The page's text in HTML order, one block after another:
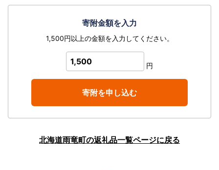
寄附金額を入力
1,500円以上の金額を入力してください。
1,500 円
寄附を申し込む
北海道雨竜町の返礼品一覧ページに戻る